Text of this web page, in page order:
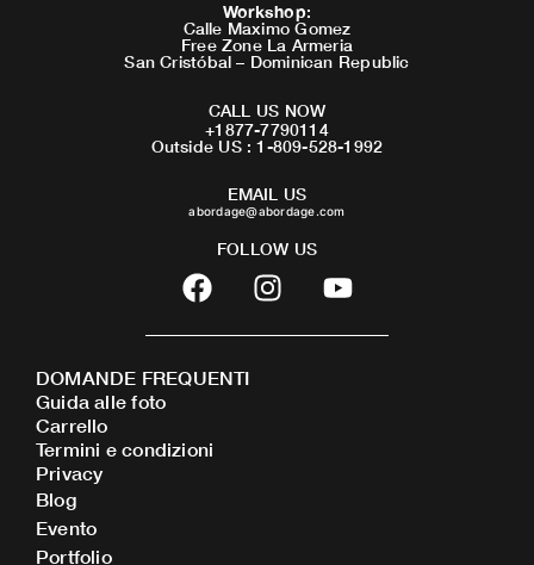
Workshop:
Calle Maximo Gomez
Free Zone La Armeria
San Cristóbal – Dominican Republic
CALL US NOW
+1877-7790114
Outside US : 1-809-528-1992
EMAIL US
abordage@abordage.com
FOLLOW US
F
a
c
b
o
I
n
s
Y
o
u
DOMANDE FREQUENTI
Guida alle foto
Carrello
Termini e condizioni
Privacy
Blog
Evento
Portfolio